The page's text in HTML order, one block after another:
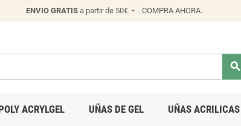
ENVIO GRATIS a partir de 50€. - . COMPRA AHORA.
search
ACRYLGEL UÑAS DE GEL UÑAS ACRILICAS